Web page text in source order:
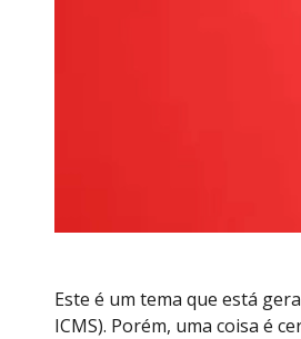
Este é um tema que está
ICMS). Porém, uma coisa é